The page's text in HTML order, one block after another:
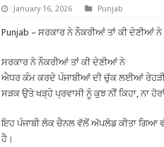
January 16, 2026 Punjab
Punjab – ਸਰਕਾਰ ਨੇ ਨੌਕਰੀਆਂ ਤਾਂ ਕੀ ਦੇਣੀਆਂ ਨੇ
ਸਰਕਾਰ ਨੇ ਨੌਕਰੀਆਂ ਤਾਂ ਕੀ ਦੇਣੀਆਂ ਨੇ
ਐਧਰ ਕੰਮ ਕਰਦੇ ਪੰਜਾਬੀਆਂ ਦੀ ਚੁੱਕ ਲਈਆਂ
ਸੜਕ ਉਤੇ ਖੜ੍ਹੇ ਪ੍ਰਵਾਸੀ ਨੂੰ ਕੁਝ ਨੀਂ ਕਿਹਾ, ਨਾ
ਇਹ ਪੰਜਾਬੀ ਲੋਕ ਚੈਨਲ ਵੱਲੋਂ ਅੱਪਲੋਡ ਕੀਤਾ ਗਿਆ
ਹੈ।